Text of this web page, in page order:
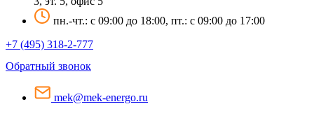
пн.-чт.: c 09:00 до 18:00, пт.: c 09:00 до 17:00
+7 (495) 318-2-777
Обратный звонок
mek@mek-energo.ru